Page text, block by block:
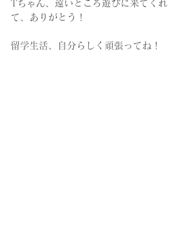
Tちゃん、遠いところ遊びに来てくれ
て、ありがとう！
留学生活、自分らしく頑張ってね！